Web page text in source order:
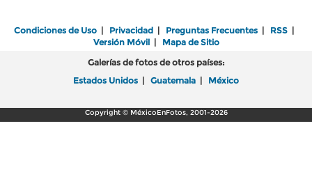
Condiciones de Uso | Privacidad | Preguntas Frecuentes | RSS |
Versión Móvil| Mapa de Sitio
Galerías de fotos de otros países:
Estados Unidos | Guatemala | México
Copyright © MéxicoEnFotos, 2001-2026